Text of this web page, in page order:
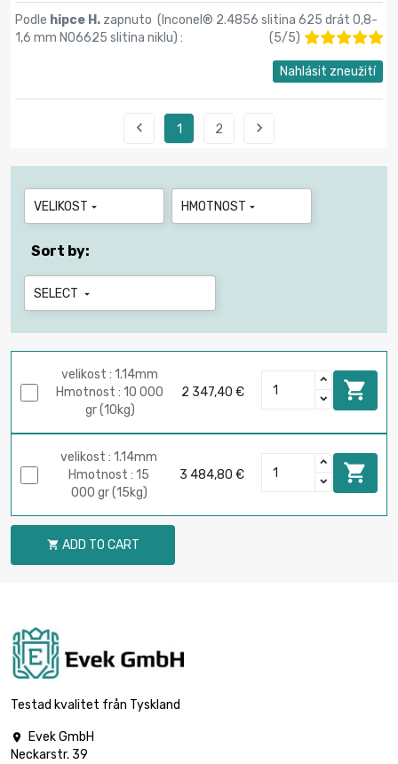
Podle hipce H. zapnuto (Inconel® 2.4856 slitina 625 drát 0,8-
1,6 mm N06625 slitina niklu) : (5/5)
Nahlásit zneužití
 1 2 
VELIKOST  HMOTNOST 
Sort by:
SELECT 
velikost : 1.14mm
Hmotnost : 10 000
gr (10kg)
2 347,40 € 
velikost : 1.14mm
Hmotnost : 15
000 gr (15kg)
3 484,80 € 
 ADD TO CART
Testad kvalitet från Tyskland

Evek GmbH
Neckarstr. 39